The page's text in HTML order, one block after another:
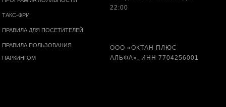
ТАКС-ФРИ
ПРАВИЛА ДЛЯ ПОСЕТИТЕЛЕЙ
ПРАВИЛА ПОЛЬЗОВАНИЯ
ПАРКИНГОМ
22:00
ООО «ОКТАН ПЛЮС
АЛЬФА», ИНН 7704256001